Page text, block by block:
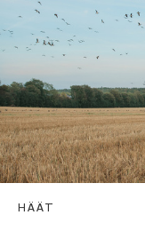
HÄÄT